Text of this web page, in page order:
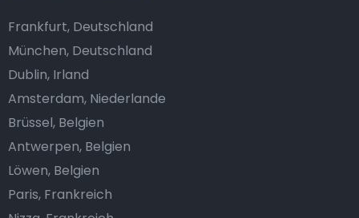
Frankfurt, Deutschland
München, Deutschland
Dublin, Irland
Amsterdam, Niederlande
Brüssel, Belgien
Antwerpen, Belgien
Löwen, Belgien
Paris, Frankreich